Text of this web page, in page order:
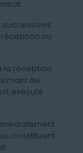
ou
la réception
de
exécuté
constituent